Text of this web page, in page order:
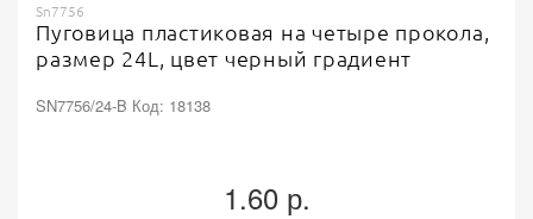
Sn7756
Пуговица пластиковая на четыре прокола,
размер 24L, цвет черный градиент
SN7756/24-B Код: 18138
1.60 р.